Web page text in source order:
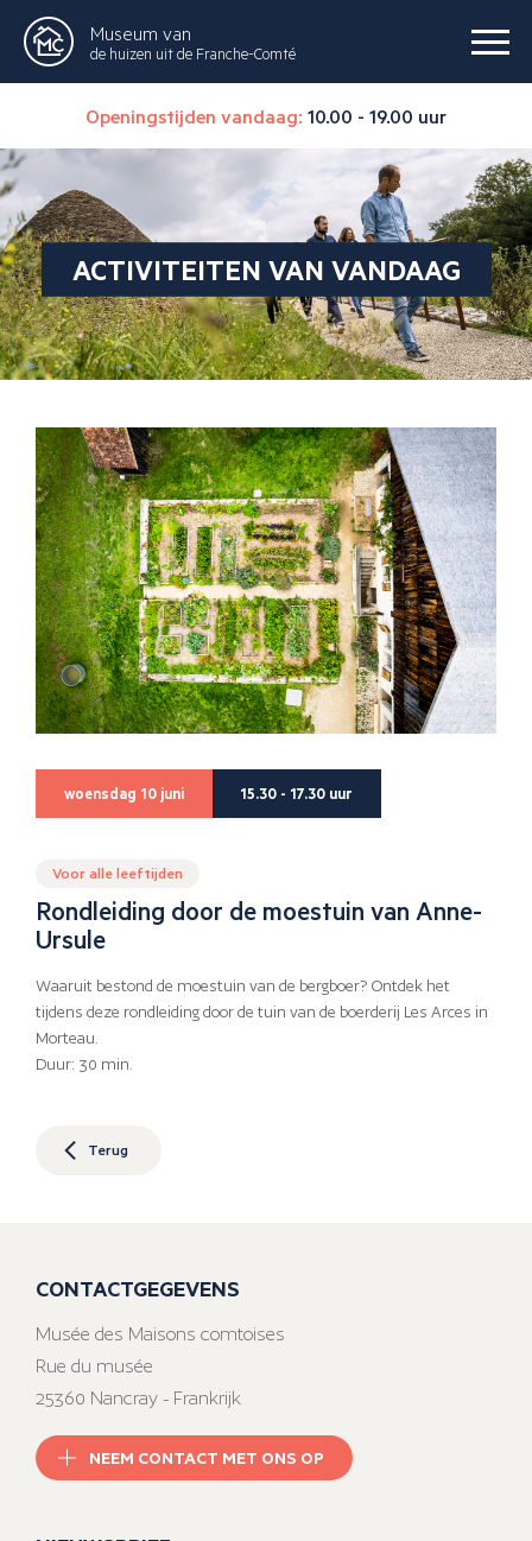
Museum van
de huizen uit de Franche-Comté
Openingstijden vandaag: 10.00 - 19.00 uur
ACTIVITEITEN VAN VANDAAG
woensdag 10 juni 15.30 - 17.30 uur
Voor alle leeftijden
Rondleiding door de moestuin van Anne-
Ursule
Waaruit bestond de moestuin van de bergboer? Ontdek het
tijdens deze rondleiding door de tuin van de boerderij Les Arces in
Morteau.
Duur: 30 min.
Terug
CONTACTGEGEVENS
Musée des Maisons comtoises
Rue du musée
25360 Nancray - Frankrijk
NEEM CONTACT MET ONS OP